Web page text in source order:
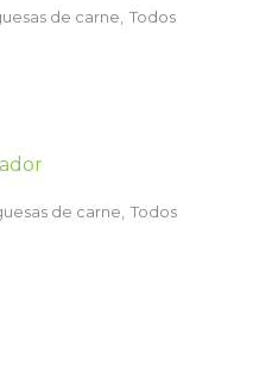
de carne, Todos
de carne, Todos